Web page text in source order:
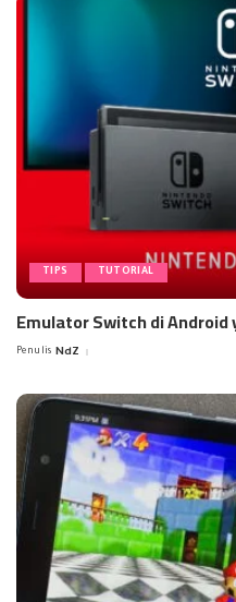
TIPS TUTORIAL
Emulator Switch di Android
Posted
Penulis NdZ